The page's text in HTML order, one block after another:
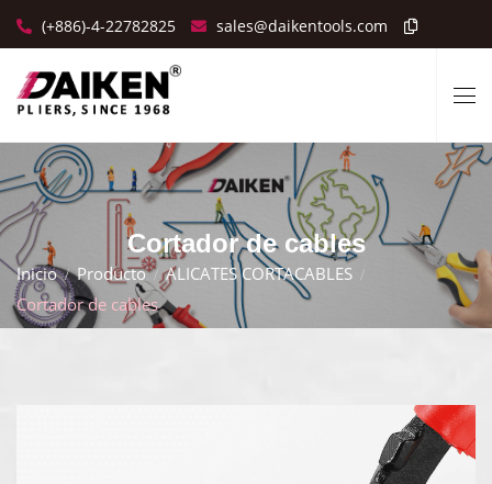
(+886)-4-22782825 sales@daikentools.com
Cortador de cables
Inicio Producto
ALICATES CORTACABLES
Cortador de cables